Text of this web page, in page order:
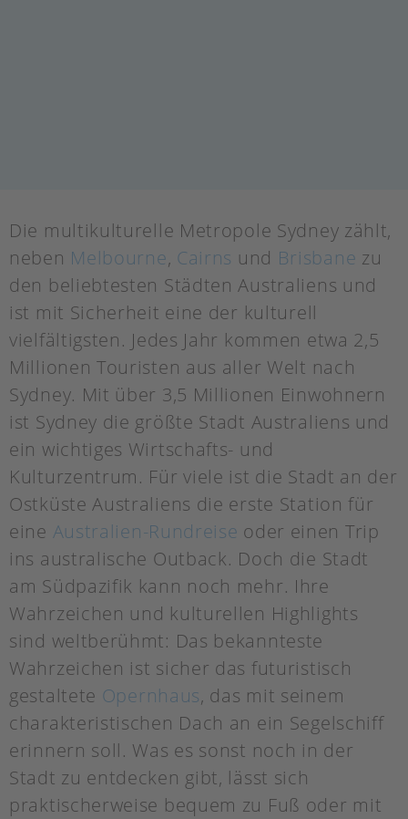
Die multikulturelle Metropole Sydney zählt,
neben Melbourne, Cairns und Brisbane zu
den beliebtesten Städten Australiens und
ist mit Sicherheit eine der kulturell
vielfältigsten. Jedes Jahr kommen etwa 2,5
Millionen Touristen aus aller Welt nach
Sydney. Mit über 3,5 Millionen Einwohnern
ist Sydney die größte Stadt Australiens und
ein wichtiges Wirtschafts- und
Kulturzentrum. Für viele ist die Stadt an der
Ostküste Australiens die erste Station für
eine Australien-Rundreise oder einen Trip
ins australische Outback. Doch die Stadt
am Südpazifik kann noch mehr. Ihre
Wahrzeichen und kulturellen Highlights
sind weltberühmt: Das bekannteste
Wahrzeichen ist sicher das futuristisch
gestaltete Opernhaus, das mit seinem
charakteristischen Dach an ein Segelschiff
erinnern soll. Was es sonst noch in der
Stadt zu entdecken gibt, lässt sich
praktischerweise bequem zu Fuß oder mit